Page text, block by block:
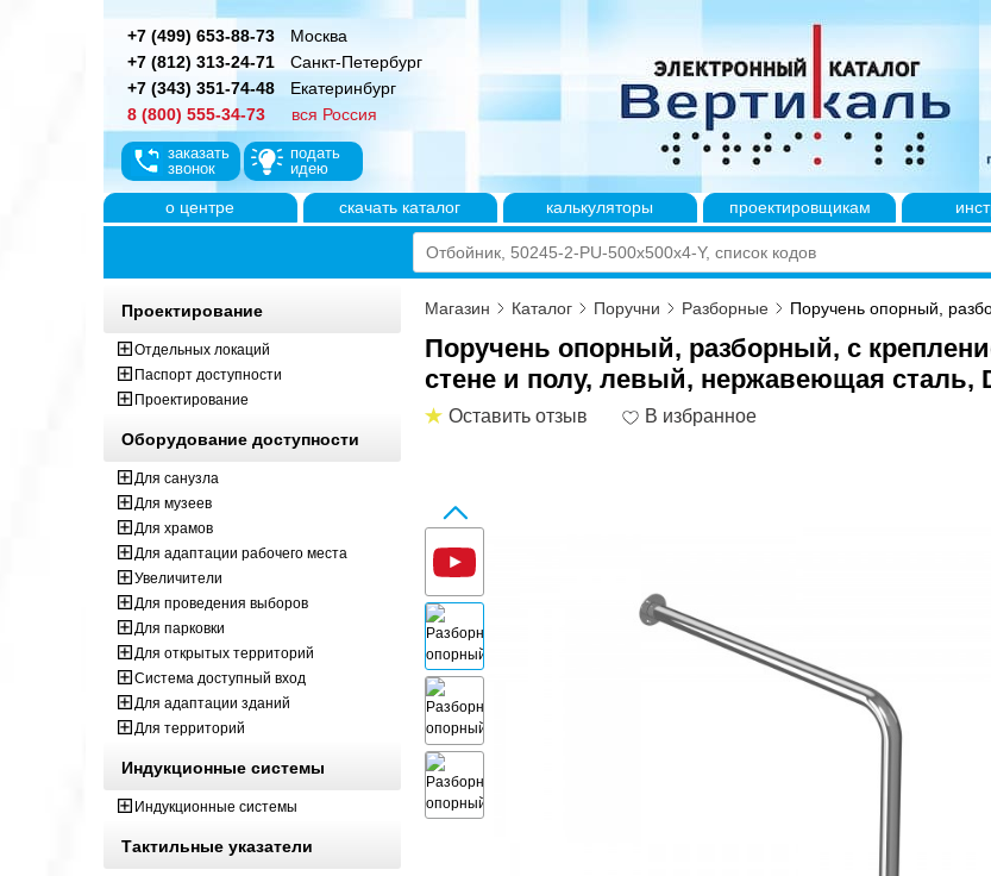
+7 (499) 653-88-73
Москва
+7 (812) 313-24-71
Санкт-Петербург
+7 (343) 351-74-48
Екатеринбург
8 (800) 555-34-73
вся Россия
заказать
звонок
подать
идею
о центре скачать каталог калькуляторы проектировщикам
Магазин Каталог Поручни Разборные Поручень опорный,
Поручень опорный, разборный, с
стене и полу, левый, нержавеющая сталь,
Оставить отзыв
Проектирование
Отдельных локаций
Паспорт доступности
Проектирование
Оборудование доступности
Для санузла
Для музеев
Для храмов
Для адаптации рабочего места
Увеличители
Для проведения выборов
Для парковки
Для открытых территорий
Система доступный вход
Для адаптации зданий
Для территорий
Индукционные системы
Индукционные системы
Тактильные указатели